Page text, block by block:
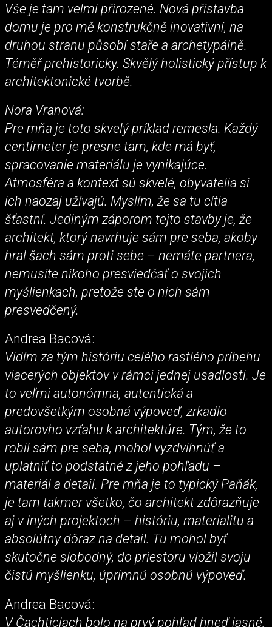
Vše je tam velmi přirozené. Nová přístavba
domu je pro mě konstrukčně inovativní, na
druhou stranu působí staře a archetypálně.
Téměř prehistoricky. Skvělý holistický přístup k
architektonické tvorbě.
Nora Vranová:
Pre mňa je toto skvelý príklad remesla. Každý
centimeter je presne tam, kde má byť,
spracovanie materiálu je vynikajúce.
Atmosféra a kontext sú skvelé, obyvatelia si
ich naozaj užívajú. Myslím, že sa tu cítia
šťastní. Jediným záporom tejto stavby je, že
architekt, ktorý navrhuje sám pre seba, akoby
hral šach sám proti sebe – nemáte partnera,
nemusíte nikoho presviedčať o svojich
myšlienkach, pretože ste o nich sám
presvedčený.
Andrea Bacová:
Vidím za tým históriu celého rastlého príbehu
viacerých objektov v rámci jednej usadlosti. Je
to veľmi autonómna, autentická a
predovšetkým osobná výpoveď, zrkadlo
autorovho vzťahu k architektúre. Tým, že to
robil sám pre seba, mohol vyzdvihnúť a
uplatniť to podstatné z jeho pohľadu –
materiál a detail. Pre mňa je to typický Paňák,
je tam takmer všetko, čo architekt zdôrazňuje
aj v iných projektoch – históriu, materialitu a
absolútny dôraz na detail. Tu mohol byť
skutočne slobodný, do priestoru vložil svoju
čistú myšlienku, úprimnú osobnú výpoveď.
Andrea Bacová:
V Čachticiach bolo na prvý pohľad hneď jasné,